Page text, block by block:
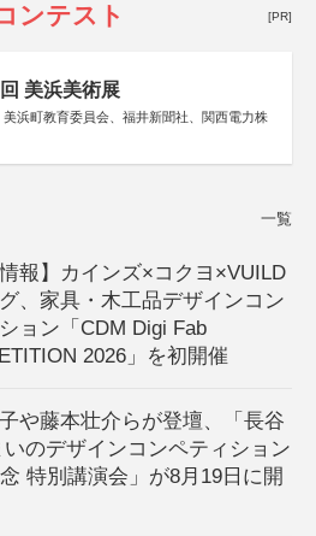
ンテスト [PR]
美浜美術展
浜町教育委員会、福井新聞社、関西電力株
一覧
情報】カインズ×コクヨ×VUILD
、家具・木工品デザインコン
ョン「CDM Digi Fab
2026」を初開催
や藤本壮介らが登壇、「長谷
のデザインコンペティション
特別講演会」が8月19日に開